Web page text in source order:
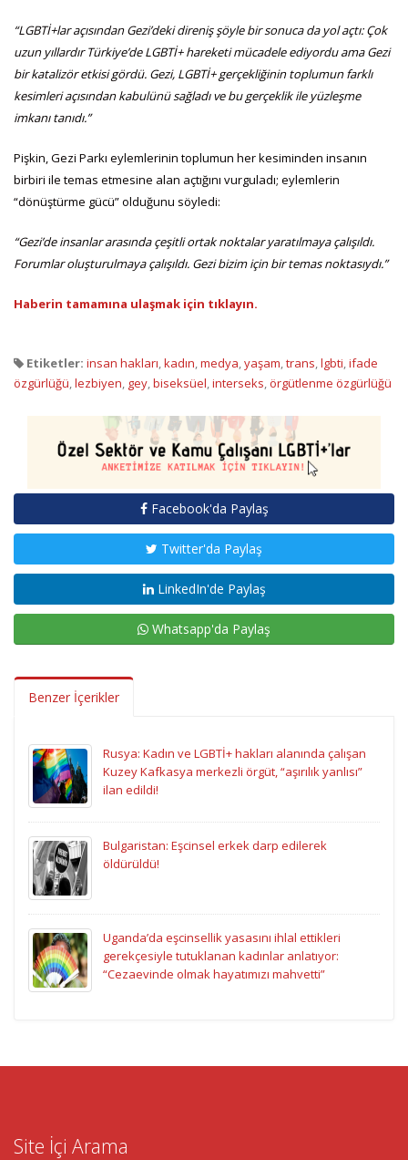
“LGBTİ+lar açısından Gezi’deki direniş şöyle bir sonuca da yol açtı: Çok
uzun yıllardır Türkiye’de LGBTİ+ hareketi mücadele ediyordu ama Gezi
bir katalizör etkisi gördü. Gezi, LGBTİ+ gerçekliğinin toplumun farklı
kesimleri açısından kabulünü sağladı ve bu gerçeklik ile yüzleşme
imkanı tanıdı.”
Pişkin, Gezi Parkı eylemlerinin toplumun her kesiminden insanın
birbiri ile temas etmesine alan açtığını vurguladı; eylemlerin
“dönüştürme gücü” olduğunu söyledi:
“Gezi’de insanlar arasında çeşitli ortak noktalar yaratılmaya çalışıldı.
Forumlar oluşturulmaya çalışıldı. Gezi bizim için bir temas noktasıydı.”
Haberin tamamına ulaşmak için tıklayın.
Etiketler: insan hakları,kadın,medya,yaşam,trans,lgbti,ifade
özgürlüğü,lezbiyen, gey,biseksüel,interseks,örgütlenme özgürlüğü
Facebook'da Paylaş
Twitter'da Paylaş
LinkedIn'de Paylaş
Whatsapp'da Paylaş
Benzer İçerikler
Rusya: Kadın ve LGBTİ+ hakları alanında çalışan
Kuzey Kafkasya merkezli örgüt, “aşırılık yanlısı”
ilan edildi!
Bulgaristan: Eşcinsel erkek darp edilerek
öldürüldü!
Uganda’da eşcinsellik yasasını ihlal ettikleri
gerekçesiyle tutuklanan kadınlar anlatıyor:
“Cezaevinde olmak hayatımızı mahvetti”
Site İçi Arama